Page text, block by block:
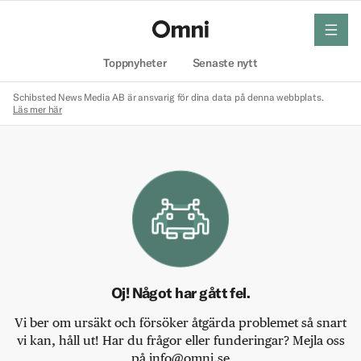
Toppnyheter Senaste nytt
meny
Schibsted News Media AB är ansvarig för dina data på denna webbplats.
Läs mer här
Oj! Något har gått fel.
Vi ber om ursäkt och försöker åtgärda problemet så snart
vi kan, håll ut! Har du frågor eller funderingar? Mejla oss